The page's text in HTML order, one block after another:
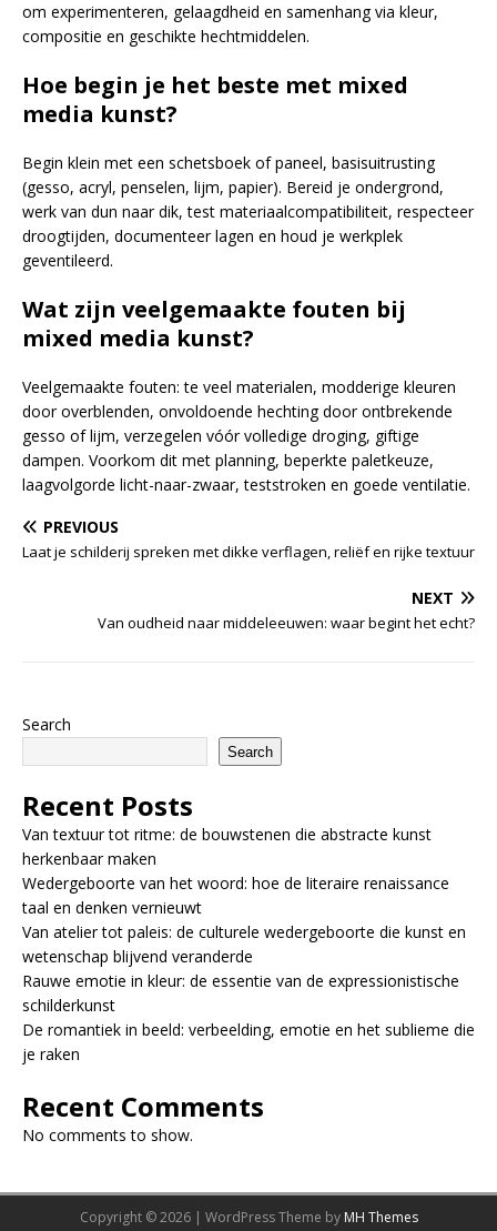
om experimenteren, gelaagdheid en samenhang via kleur,
compositie en geschikte hechtmiddelen.
Hoe begin je het beste met mixed
media kunst?
Begin klein met een schetsboek of paneel, basisuitrusting
(gesso, acryl, penselen, lijm, papier). Bereid je ondergrond,
werk van dun naar dik, test materiaalcompatibiliteit, respecteer
droogtijden, documenteer lagen en houd je werkplek
geventileerd.
Wat zijn veelgemaakte fouten bij
mixed media kunst?
Veelgemaakte fouten: te veel materialen, modderige kleuren
door overblenden, onvoldoende hechting door ontbrekende
gesso of lijm, verzegelen vóór volledige droging, giftige
dampen. Voorkom dit met planning, beperkte paletkeuze,
laagvolgorde licht-naar-zwaar, teststroken en goede ventilatie.
PREVIOUS
Laat je schilderij spreken met dikke verflagen, reliëf en rijke textuur
NEXT
Van oudheid naar middeleeuwen: waar begint het echt?
Search
Search
Recent Posts
Van textuur tot ritme: de bouwstenen die abstracte kunst
herkenbaar maken
Wedergeboorte van het woord: hoe de literaire renaissance
taal en denken vernieuwt
Van atelier tot paleis: de culturele wedergeboorte die kunst en
wetenschap blijvend veranderde
Rauwe emotie in kleur: de essentie van de expressionistische
schilderkunst
De romantiek in beeld: verbeelding, emotie en het sublieme die
je raken
Recent Comments
No comments to show.
Copyright © 2026 | WordPress Theme by MH Themes